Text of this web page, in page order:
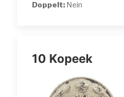
Doppelt: Nein
10 Kopeek